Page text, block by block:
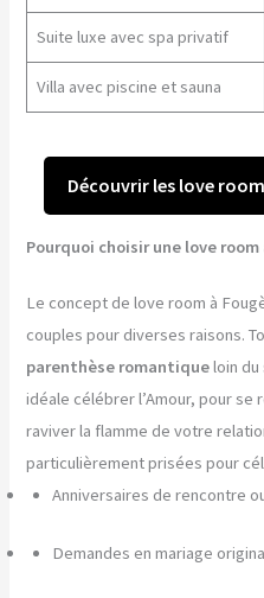
Suite luxe avec spa privatif
Villa avec piscine et sauna
Découvrir les love
Pourquoi choisir une love room
Le concept de love room à
couples pour diverses raisons.
parenthèse romantiqueloin du
idéale célébrer l’Amour, pour
raviver la flamme de votre
particulièrement prisées pour
Anniversaires de rencontre
Demandes en mariage